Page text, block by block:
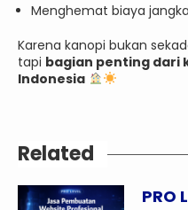
Menghemat biaya
Karena kanopi bukan
tapi bagian penting dari
Indonesia
Related
PRO